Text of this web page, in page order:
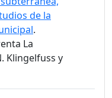
de la
.
La
Klingelfuss y